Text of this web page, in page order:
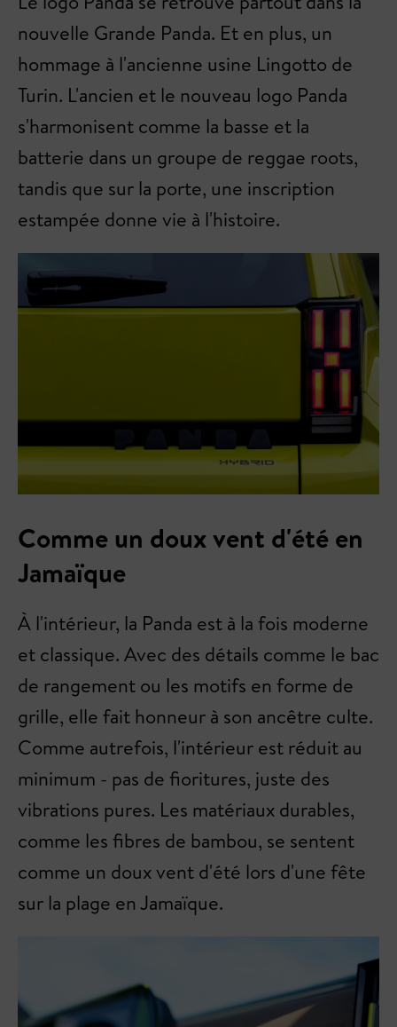
nouvelle Grande Panda. Et en plus, un
hommage à l'ancienne usine Lingotto de
Turin. L'ancien et le nouveau logo Panda
s'harmonisent comme la basse et la
batterie dans un groupe de reggae roots,
tandis que sur la porte, une inscription
estampée donne vie à l'histoire.
Comme un doux vent d'été en
Jamaïque
À l'intérieur, la Panda est à la fois moderne
et classique. Avec des détails comme le bac
de rangement ou les motifs en forme de
grille, elle fait honneur à son ancêtre culte.
Comme autrefois, l'intérieur est réduit au
minimum - pas de fioritures, juste des
vibrations pures. Les matériaux durables,
comme les fibres de bambou, se sentent
comme un doux vent d'été lors d'une fête
sur la plage en Jamaïque.